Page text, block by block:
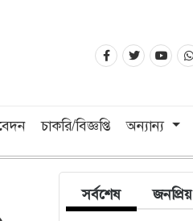
চাকরি/বিজ্ঞপ্তি অন্যান্য
সর্বশেষ জনপ্রিয়